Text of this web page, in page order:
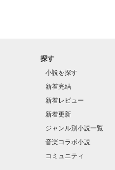
探す
小説を探す
新着完結
新着レビュー
新着更新
ジャンル別小説一覧
音楽コラボ小説
コミュニティ